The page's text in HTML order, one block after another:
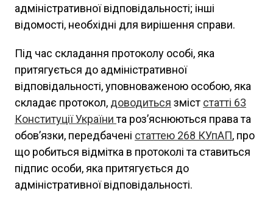
адміністративної відповідальності; інші
відомості, необхідні для вирішення справи.
Під час складання протоколу особі, яка
притягується до адміністративної
відповідальності, уповноваженою особою, яка
складає протокол, доводиться зміст статті 63
Конституції Українита роз’яснюються права та
обов’язки, передбачені статтею 268 КУпАП, про
що робиться відмітка в протоколі та ставиться
підпис особи, яка притягується до
адміністративної відповідальності.